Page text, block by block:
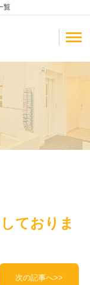
覧
ておりま
次の記事へ>>